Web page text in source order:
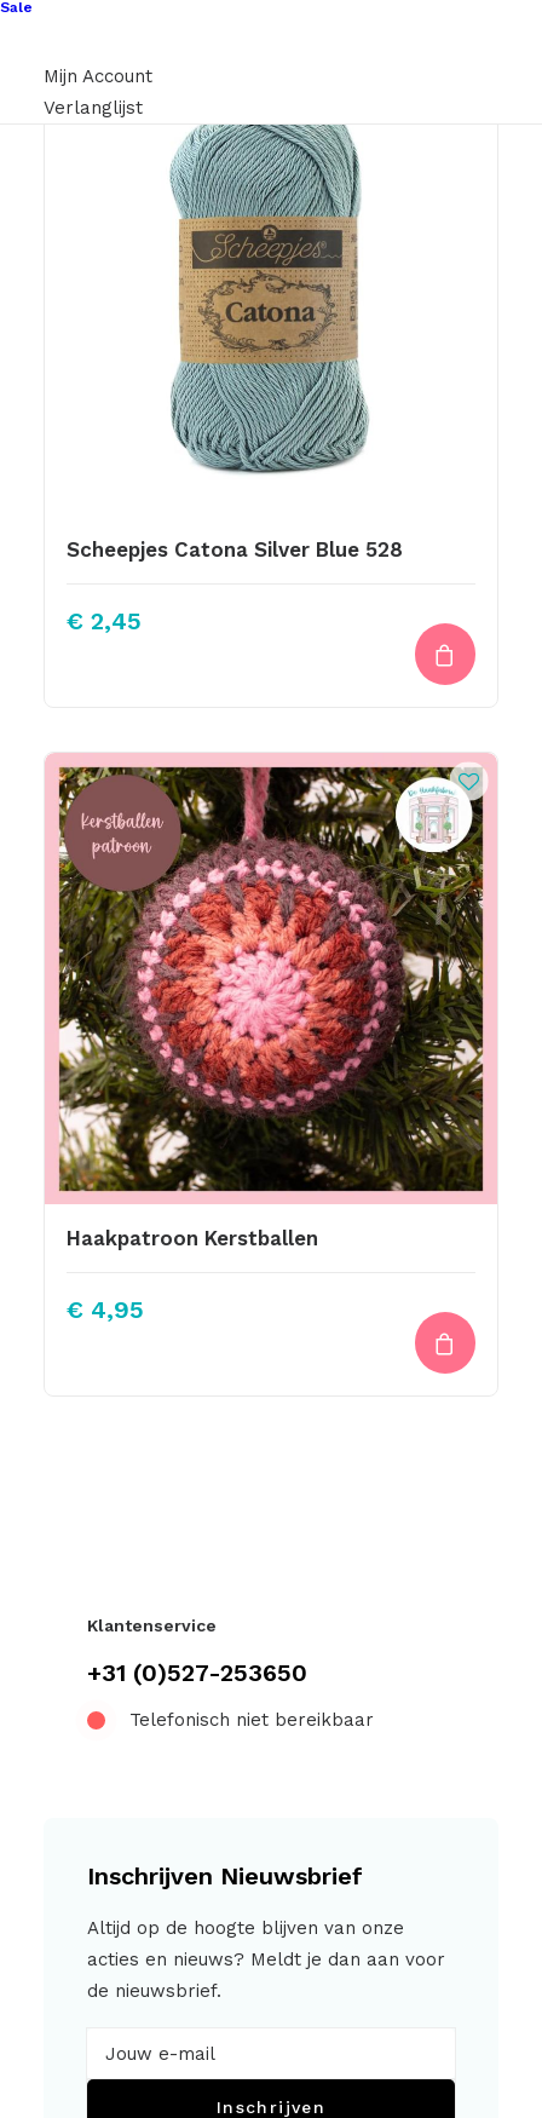
Sale
Mijn Account
Verlanglijst
Scheepjes Catona Silver Blue 528
€ 2,45
Haakpatroon Kerstballen
€ 4,95
Klantenservice
+31 (0)527-253650
Telefonisch niet bereikbaar
Inschrijven Nieuwsbrief
Altijd op de hoogte blijven van onze
acties en nieuws? Meldt je dan aan voor
de nieuwsbrief.
Inschrijven